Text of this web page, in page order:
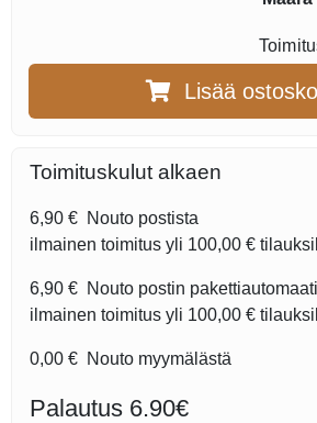
Lisää
Toimituskulut alkaen
6,90 € Nouto postista
ilmainen toimitus yli 100,00 €
6,90 € Nouto postin
ilmainen toimitus yli 100,00 €
0,00 € Nouto myymälästä
Palautus 6.90€